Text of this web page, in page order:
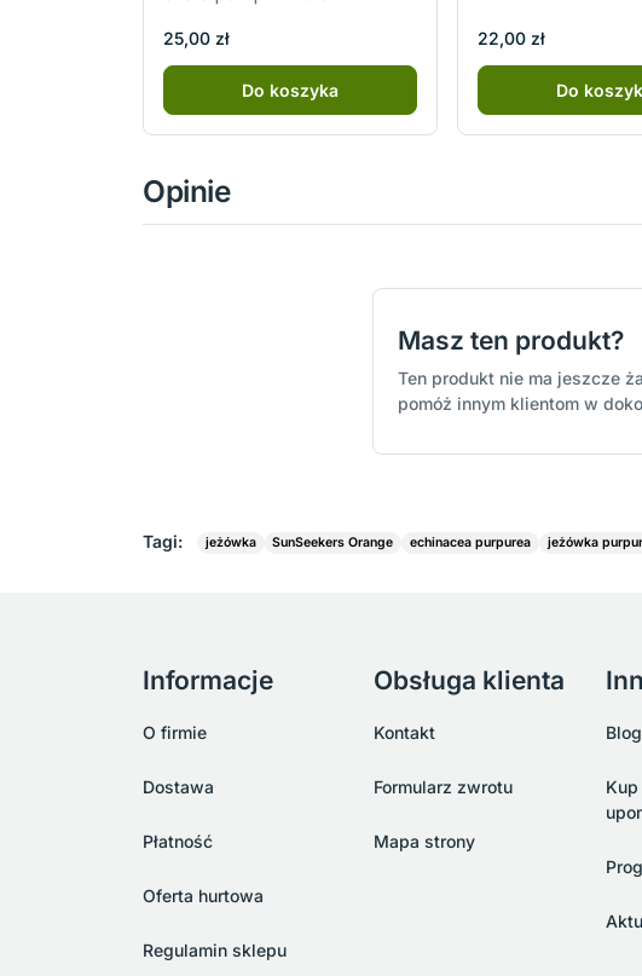
25,00 zł
Do koszyka
22,00 zł
Do
Opinie
Masz ten produkt?
Ten produkt nie ma jeszcze
pomóż innym klientom w
Tagi: jeżówka SunSeekers Orange echinacea purpurea jeżówka
Informacje
O firmie
Dostawa
Płatność
Oferta hurtowa
Regulamin sklepu
Obsługa klienta
Kontakt
Formularz zwrotu
Mapa strony